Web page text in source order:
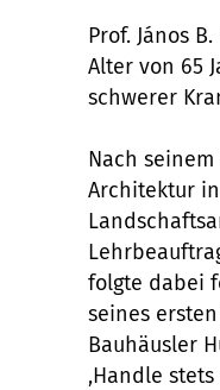
Prof. János
Alter von 65
schwerer
Nach
Architektur
folgte dabei
seines
Bauhäusler
‚Handle